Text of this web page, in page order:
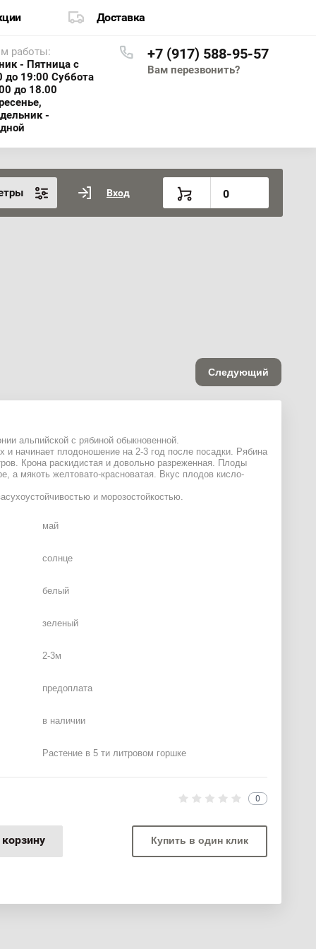
Доставка
работы:
- Пятница с
до 19:00 Суббота
до 18.00
-
+7 (917) 588-95-57
Вам перезвонить?
Вход 0
Следующий
альпийской с рябиной обыкновенной.
и начинает плодоношение на 2-3 год после посадки. Рябина
Крона раскидистая и довольно разреженная. Плоды
а мякоть желтовато-красноватая. Вкус плодов кисло-
и морозостойкостью.
май
солнце
белый
зеленый
2-3м
предоплата
в наличии
Растение в 5 ти литровом горшке
0
Купить в один клик